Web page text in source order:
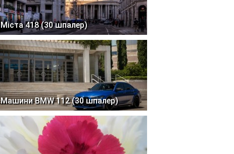
Міста 418 (30 шпалер)
Машини BMW 112 (30 шпалер)